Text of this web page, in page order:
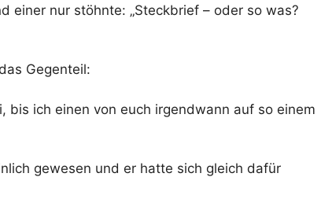
einer nur stöhnte: „Steckbrief – oder so was?
Gegenteil:
bis ich einen von euch irgendwann auf so einem
gewesen und er hatte sich gleich dafür